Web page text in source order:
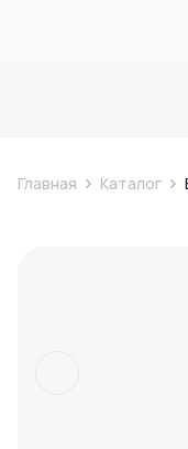
Главная Каталог